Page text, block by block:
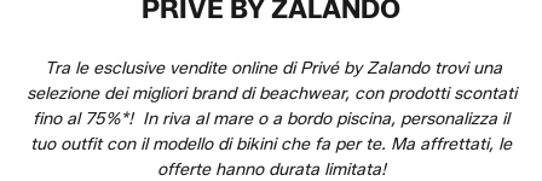
PRIVÉ BY ZALANDO
Tra le esclusive vendite online di Privé by Zalando trovi una
selezione dei migliori brand di beachwear, con prodotti scontati
fino al 75%*! In riva al mare o a bordo piscina, personalizza il
tuo outfit con il modello di bikini che fa per te. Ma affrettati, le
offerte hanno durata limitata!